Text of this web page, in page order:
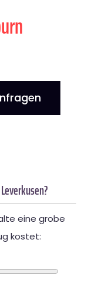
eine grobe
kostet: